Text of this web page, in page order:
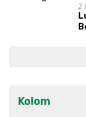
2
Kolom